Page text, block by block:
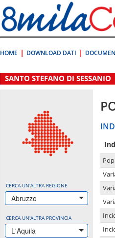
direttamente
a:
Contenuto
HOME DOWNLOAD DATI
.
SANTO STEFANO DI SESSANIO
CERCA UN'ALTRA REGIONE
Abruzzo
CERCA UN'ALTRA PROVINCIA
L'Aquila